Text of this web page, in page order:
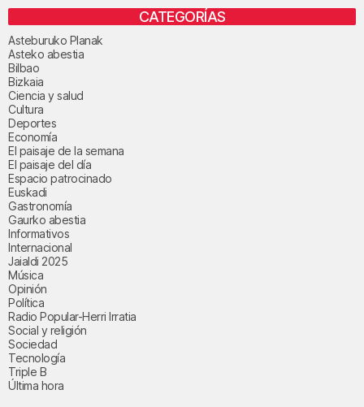
CATEGORÍAS
Asteburuko Planak
Asteko abestia
Bilbao
Bizkaia
Ciencia y salud
Cultura
Deportes
Economía
El paisaje de la semana
El paisaje del día
Espacio patrocinado
Euskadi
Gastronomía
Gaurko abestia
Informativos
Internacional
Jaialdi 2025
Música
Opinión
Política
Radio Popular-Herri Irratia
Social y religión
Sociedad
Tecnología
Triple B
Última hora